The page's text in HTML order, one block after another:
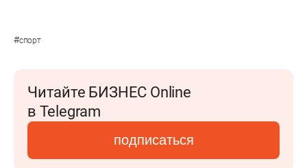
#спорт
Читайте БИЗНЕС Online
в Telegram
подписаться